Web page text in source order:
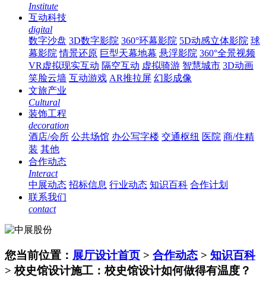
Institute
互动科技
digital
数字沙盘 3D数字影院 360°环幕影院 5D动感立体影院 球
幕影院 情景还原 巨型天幕地幕 悬浮影院 360°全景视频
VR虚拟现实互动 隔空互动 虚拟骑游 智慧城市 3D动画
笑脸云墙 互动游戏 AR推拉屏 幻影成像
文旅产业
Cultural
装饰工程
decoration
酒店/会所 公共场馆 办公写字楼 交通枢纽 医院 商/住精
装 其他
合作动态
Interact
中展动态 招标信息 行业动态 知识百科 合作计划
联系我们
contact
您当前位置： 展厅设计首页 > 合作动态 > 知识百科
> 校史馆设计施工：校史馆设计如何做得有温度？